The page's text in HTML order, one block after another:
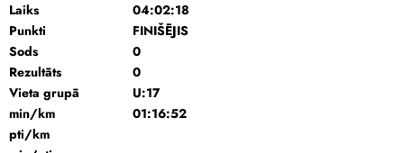
Laiks
04:02:18
Punkti
FINIŠĒJIS
Sods
0
Rezultāts
0
Vieta grupā
U:17
min/km
01:16:52
pti/km